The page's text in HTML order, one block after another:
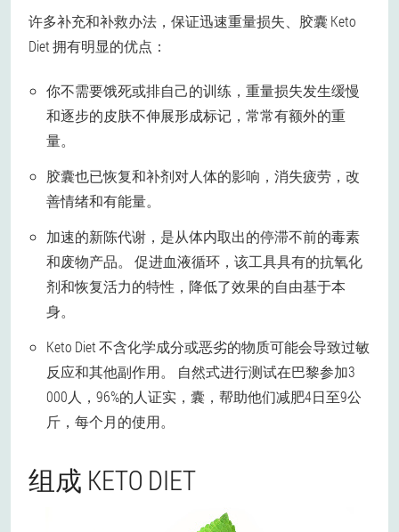
许多补充和补救办法，保证迅速重量损失、胶囊 Keto
Diet 拥有明显的优点：
你不需要饿死或排自己的训练，重量损失发生缓慢
和逐步的皮肤不伸展形成标记，常常有额外的重
量。
胶囊也已恢复和补剂对人体的影响，消失疲劳，改
善情绪和有能量。
加速的新陈代谢，是从体内取出的停滞不前的毒素
和废物产品。 促进血液循环，该工具具有的抗氧化
剂和恢复活力的特性，降低了效果的自由基于本
身。
Keto Diet 不含化学成分或恶劣的物质可能会导致过敏
反应和其他副作用。 自然式进行测试在巴黎参加3
000人，96%的人证实，囊，帮助他们减肥4日至9公
斤，每个月的使用。
组成 KETO DIET